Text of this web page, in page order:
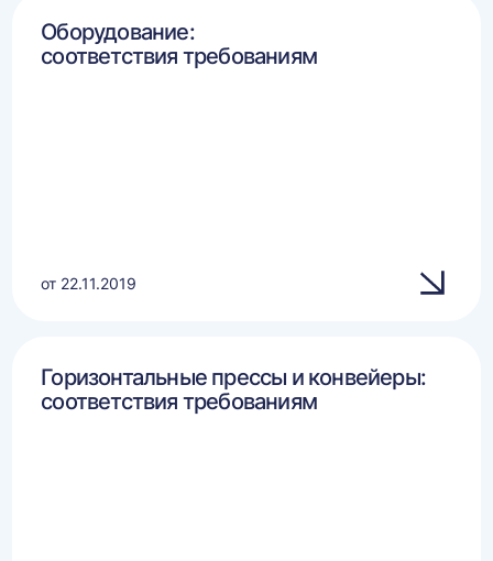
Оборудование:
соответствия требованиям
от 22.11.2019
Горизонтальные прессы и конвейеры:
соответствия требованиям